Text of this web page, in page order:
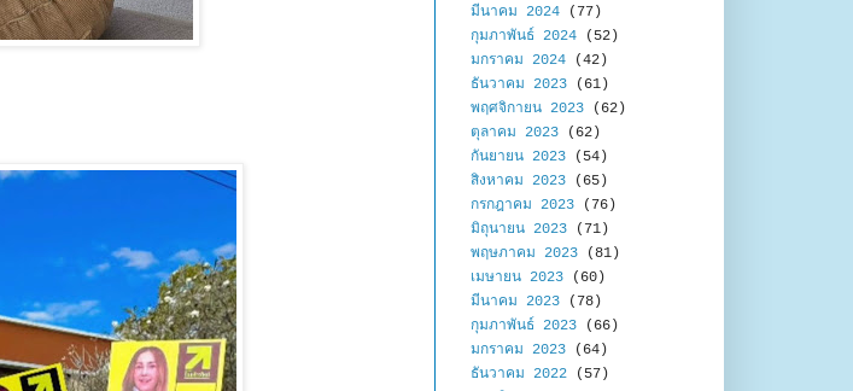
มีนาคม 2024 (77)
กุมภาพันธ์ 2024 (52)
มกราคม 2024 (42)
ธันวาคม 2023 (61)
พฤศจิกายน 2023 (62)
ตุลาคม 2023 (62)
กันยายน 2023 (54)
สิงหาคม 2023 (65)
กรกฎาคม 2023 (76)
มิถุนายน 2023 (71)
พฤษภาคม 2023 (81)
เมษายน 2023 (60)
มีนาคม 2023 (78)
กุมภาพันธ์ 2023 (66)
มกราคม 2023 (64)
ธันวาคม 2022 (57)